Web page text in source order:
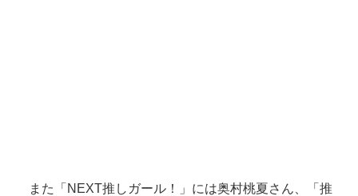
また「NEXT推しガール！」には奥村桃夏さん、「推